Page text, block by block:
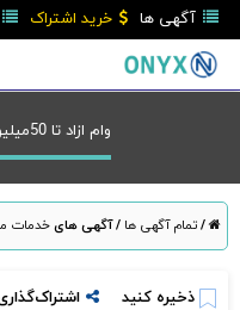
آگهی ها خرید اشتراک
وام ازاد تا 50میلیون با چک صیادی در تهران
/تمام آگهی ها /آگهی هایخدمات
ذخیره کنید